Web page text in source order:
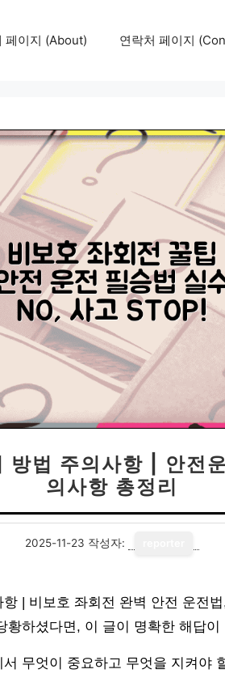
페이지 (About) 연락처 페이지
방법 주의사항 | 안전
의사항 총정리
2025-11-23 작성자:
| 비보호 좌회전 완벽 안전 운전
황하셨다면, 이 글이 명확한 해답이
무엇이 중요하고 무엇을 지켜야